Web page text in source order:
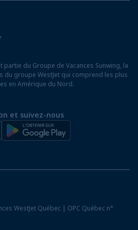
hors Québec
partie du Groupe de Vacances Sunwing, la
du groupe WestJet qui comprend les plus
en Amérique du Nord.
et suivez-nous
WestJet Québec | OPC Québec n°